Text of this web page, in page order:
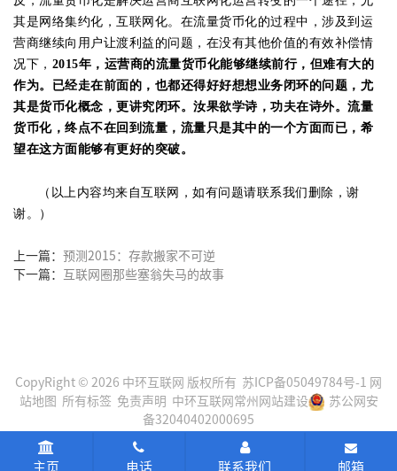
其是网络集约化，互联网化。在流量货币化的过程中，涉及到运
营商继续向用户让渡利益的问题，在没有其他价值的有效补偿情
况下， 2015年，运营商的流量货币化能够继续前行，但难有大的
作为。已经走在前面的，也都还得好好想想业务闭环的问题，尤
其是货币化概念，更讲究闭环。汝果欲学诗，功夫在诗外。流量
货币化，终点不在回到流量，流量只是其中的一个方面而已，希
望在这方面能够有更好的突破。
（以上内容均来自互联网，如有问题请联系我们删除，谢
谢。）
上一篇： 预测2015：存款搬家不可逆
下一篇： 互联网圈那些塞翁失马的故事
CopyRight © 2026 中环互联网 版权所有 苏ICP备05049784号-1
网
站地图
所有标签 免责声明 中环互联网 常州网站建设
苏公网安
备32040402000695
主页 电话 联系我们 邮箱